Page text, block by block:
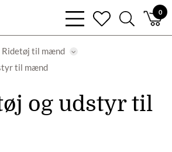
0
bars
light
heart
search
light
Ridetøj til mænd
til mænd
og udstyr til